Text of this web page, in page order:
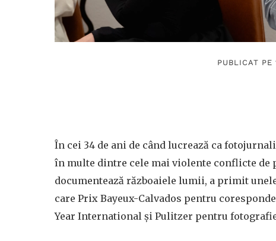
PUBLICAT
În cei 34 de ani de când lucrează ca
în multe dintre cele mai violente conflicte
documentează războaiele lumii, a primit
care Prix Bayeux-Calvados pentru
Year International și Pulitzer pentru